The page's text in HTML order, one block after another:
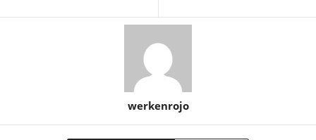
werkenrojo